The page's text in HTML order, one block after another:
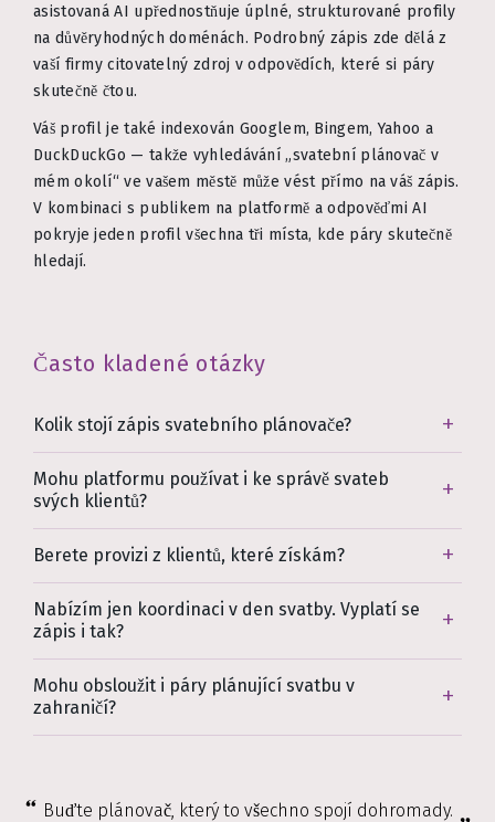
asistovaná AI upřednostňuje úplné, strukturované profily
na důvěryhodných doménách. Podrobný zápis zde dělá z
vaší firmy citovatelný zdroj v odpovědích, které si páry
skutečně čtou.
Váš profil je také indexován Googlem, Bingem, Yahoo a
DuckDuckGo — takže vyhledávání „svatební plánovač v
mém okolí“ ve vašem městě může vést přímo na váš zápis.
V kombinaci s publikem na platformě a odpověďmi AI
pokryje jeden profil všechna tři místa, kde páry skutečně
hledají.
Často kladené otázky
Kolik stojí zápis svatebního plánovače?
Mohu platformu používat i ke správě svateb
svých klientů?
Berete provizi z klientů, které získám?
Nabízím jen koordinaci v den svatby. Vyplatí se
zápis i tak?
Mohu obsloužit i páry plánující svatbu v
zahraničí?
Buďte plánovač, který to všechno spojí dohromady.